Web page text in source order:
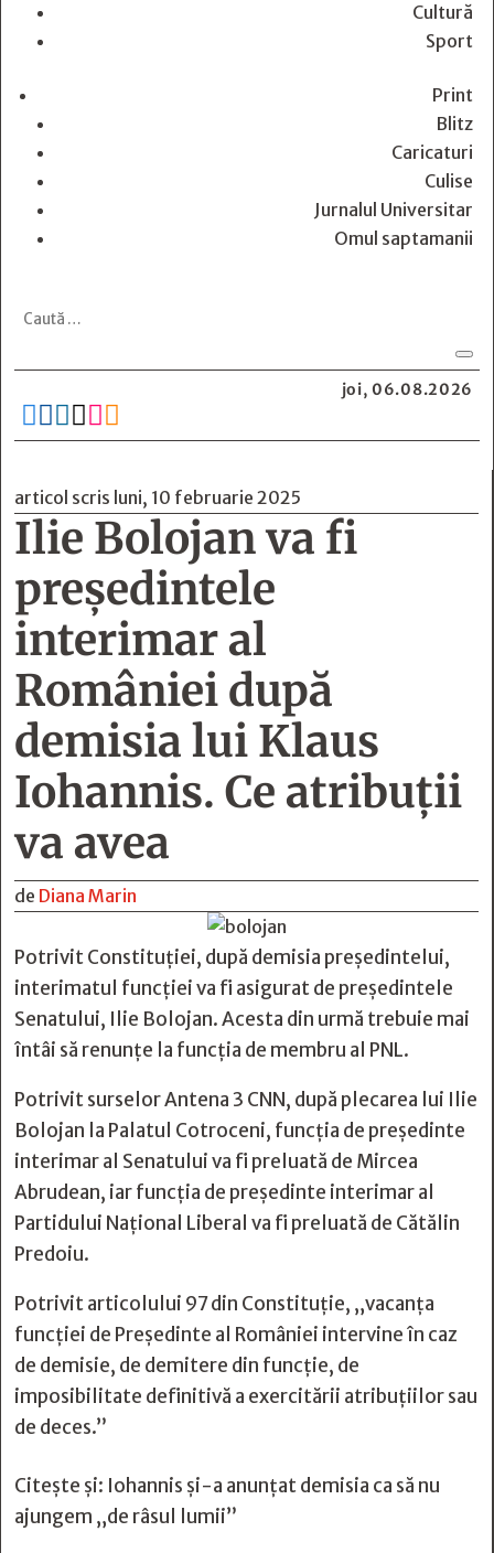
Cultură
Sport
Print
Blitz
Caricaturi
Culise
Jurnalul Universitar
Omul saptamanii
joi, 06.08.2026
     
articol scris luni, 10 februarie 2025
Ilie Bolojan va fi
președintele
interimar al
României după
demisia lui Klaus
Iohannis. Ce atribuții
va avea
de Diana Marin
Potrivit Constituției, după demisia președintelui,
interimatul funcției va fi asigurat de președintele
Senatului, Ilie Bolojan. Acesta din urmă trebuie mai
întâi să renunțe la funcția de membru al PNL.
Potrivit surselor Antena 3 CNN, după plecarea lui Ilie
Bolojan la Palatul Cotroceni, funcția de președinte
interimar al Senatului va fi preluată de Mircea
Abrudean, iar funcția de președinte interimar al
Partidului Național Liberal va fi preluată de Cătălin
Predoiu.
Potrivit articolului 97 din Constituție, „vacanţa
funcţiei de Preşedinte al României intervine în caz
de demisie, de demitere din funcţie, de
imposibilitate definitivă a exercitării atribuţiilor sau
de deces.”
Citește și: Iohannis și-a anunțat demisia ca să nu
ajungem „de râsul lumii”